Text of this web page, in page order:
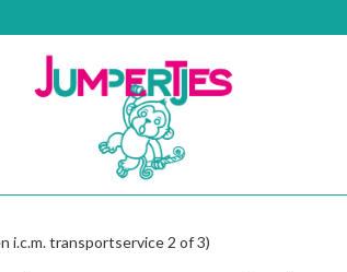
i.c.m. transportservice 2 of 3)